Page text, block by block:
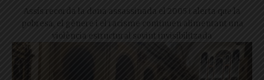
Assís recorda la dona assassinada el 2005 i alerta que la
pobresa, el gènere i el racisme continuen alimentant una
violència estructural sovint invisibilitzada